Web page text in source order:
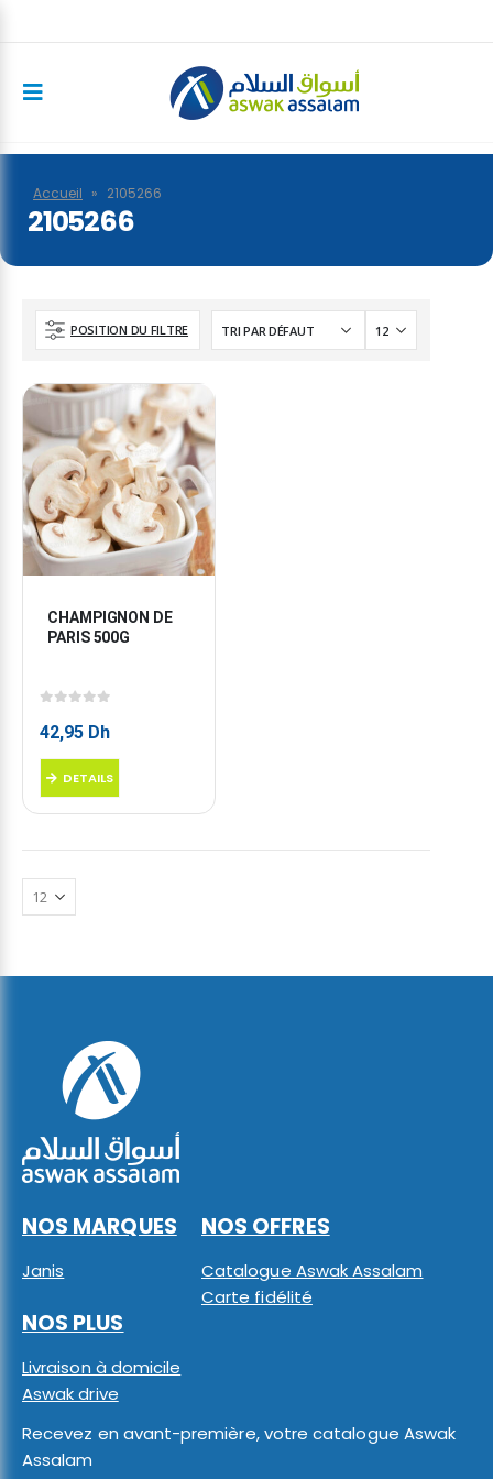
Accueil » 2105266
2105266
POSITION DU FILTRE
CHAMPIGNON DE
PARIS 500G
42,95 Dh
DETAILS
NOS MARQUES
Janis
NOS OFFRES
Catalogue Aswak Assalam
Carte fidélité
NOS PLUS
Livraison à domicile
Aswak drive
Recevez en avant-première, votre catalogue Aswak
Assalam